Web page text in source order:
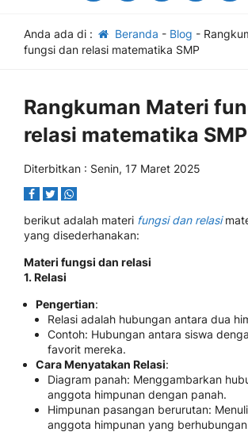
Anda ada di : Beranda - Blog -
fungsi dan relasi matematika SMP
Rangkuman Materi
relasi matematika SMP
Diterbitkan : Senin, 17 Maret 2025
berikut adalah materi fungsi dan relasi
yang disederhanakan:
Materi fungsi dan relasi
1. Relasi
Pengertian:
Relasi adalah hubungan antara dua
Contoh: Hubungan antara siswa
favorit mereka.
Cara Menyatakan Relasi:
Diagram panah: Menggambarkan
anggota himpunan dengan panah.
Himpunan pasangan berurutan:
anggota himpunan yang